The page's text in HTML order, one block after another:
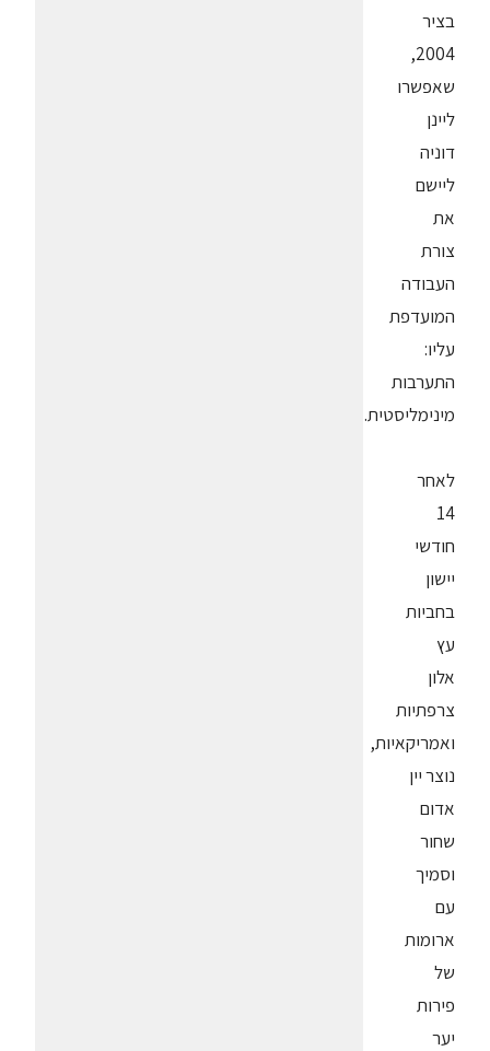
בציר
2004,
שאפשרו
ליינן
דוניה
ליישם
את
צורת
העבודה
המועדפת
עליו:
התערבות
מינימליסטית.
לאחר
14
חודשי
יישון
בחביות
עץ
אלון
צרפתיות
ואמריקאיות,
נוצר יין
אדום
שחור
וסמיך
עם
ארומות
של
פירות
יער